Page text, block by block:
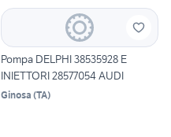
Pompa DELPHI 38535928 E
INIETTORI 28577054 AUDI
Ginosa (TA)